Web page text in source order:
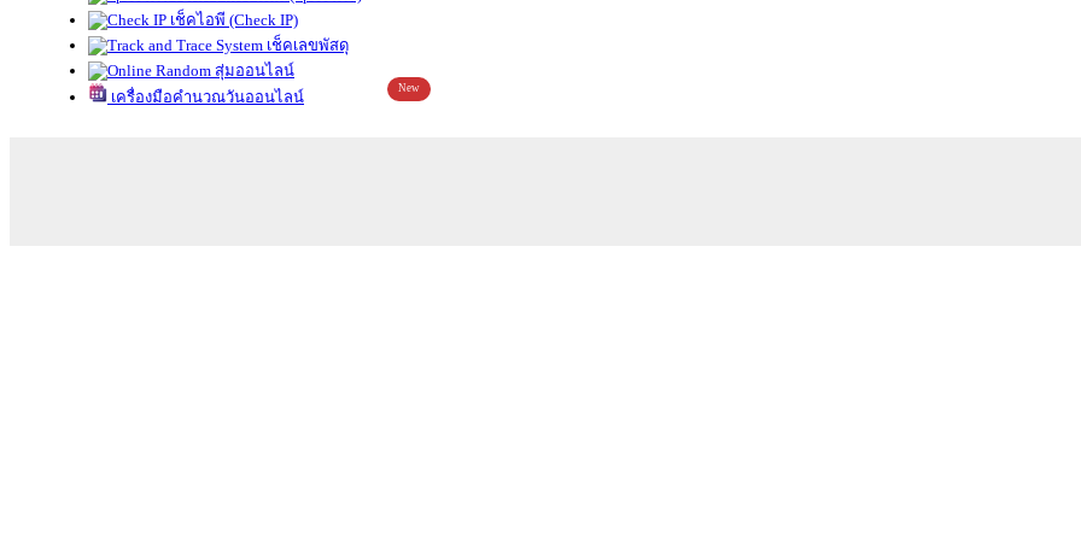
เช็คไอพี (Check IP)
เช็คเลขพัสดุ
สุ่มออนไลน์
เครื่องมือคำนวณวันออนไลน์
New